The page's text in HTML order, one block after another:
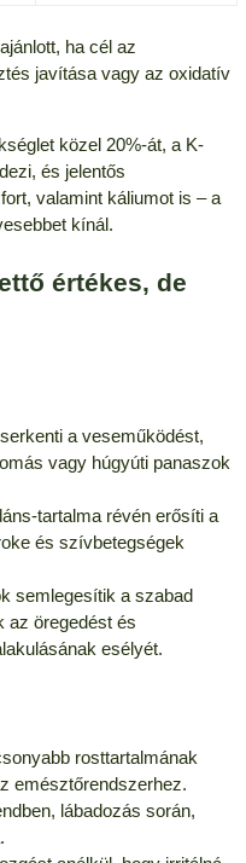
ha cél az
javítása vagy az oxidatív
közel 20%-át, a K-
és jelentős
valamint káliumot is – a
kínál.
értékes, de
a veseműködést,
vagy húgyúti panaszok
tartalma révén erősíti a
és szívbetegségek
semlegesítik a szabad
az öregedést és
esélyét.
rosttartalmának
emésztőrendszerhez.
lábadozás során,